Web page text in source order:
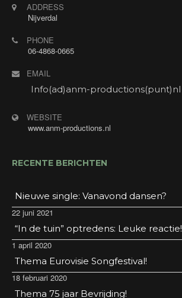
ADDRESS
Nijverdal
PHONE
06-4868-0665
EMAIL
Info(ad)anm-productions(punt)nl
WEBSITE
www.anm-productions.nl
RECENTE BERICHTEN
Nieuwe single: Vanavond dansen?
22 juni 2021
“In de tuin” optredens: Leuke reactie!
1 april 2020
Thema Eurovisie Songfestival!
18 februari 2020
Thema 75 jaar Bevrijding!